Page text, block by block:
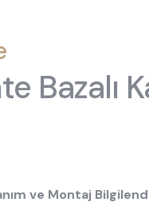
Bazalı
ve Montaj